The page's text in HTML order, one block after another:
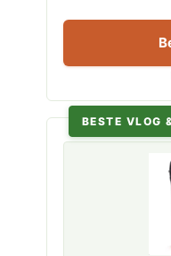
BESTE VLOG